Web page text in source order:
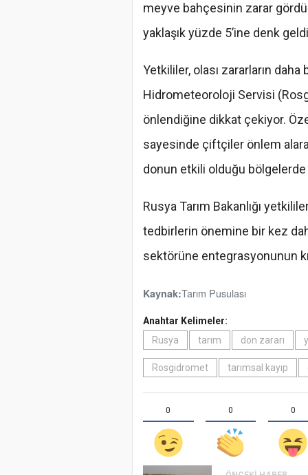
meyve bahçesinin zarar
yaklaşık yüzde 5’ine denk
Yetkililer, olası zararların
Hidrometeoroloji Servisi
önlendiğine dikkat çekiyor.
sayesinde çiftçiler önlem
donun etkili olduğu bölgelerde
Rusya Tarım Bakanlığı
tedbirlerin önemine bir kez
sektörüne entegrasyonunun
Kaynak:Tarım Pusulası
Anahtar Kelimeler:
Rusya
tarım don zararı
Rosgidromet tarımsal kayıp
0 0 0